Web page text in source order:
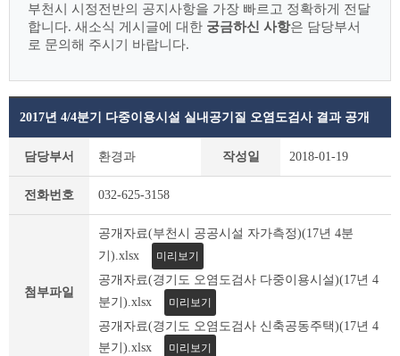
부천시 시정전반의 공지사항을 가장 빠르고 정확하게 전달
합니다. 새소식 게시글에 대한 궁금하신 사항은 담당부서
로 문의해 주시기 바랍니다.
세
2017년 4/4분기 다중이용시설 실내공기질 오염도검사 결과 공개
담당부서 환경과 작성일 2018-01-19
전화번호 032-625-3158
첨부파일
공개자료(부천시 공공시설 자가측정)(17년 4분
기).xlsx
미리보기
공개자료(경기도 오염도검사 다중이용시설)(17년 4
분기).xlsx
미리보기
공개자료(경기도 오염도검사 신축공동주택)(17년 4
분기).xlsx
미리보기